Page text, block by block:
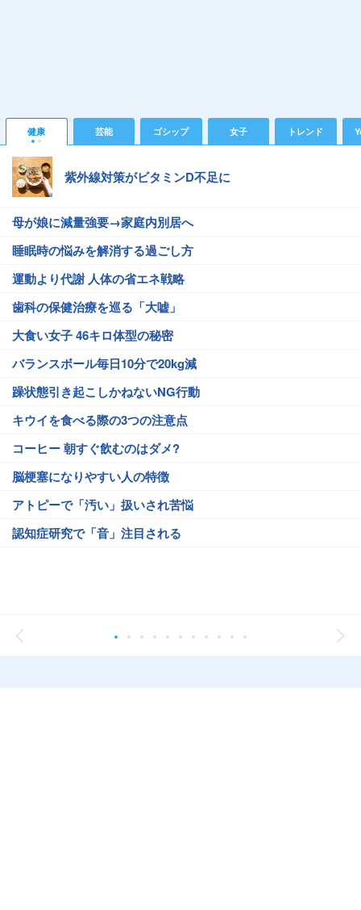
健康 芸能 ゴシップ 女子 トレンド
紫外線対策がビタミンD不足に
母が娘に減量強要→家庭内別居へ
睡眠時の悩みを解消する過ごし方
運動より代謝 人体の省エネ戦略
歯科の保健治療を巡る「大嘘」
大食い女子 46キロ体型の秘密
バランスボール毎日10分で20kg減
躁状態引き起こしかねないNG行動
キウイを食べる際の3つの注意点
コーヒー 朝すぐ飲むのはダメ?
脳梗塞になりやすい人の特徴
アトピーで「汚い」扱いされ苦悩
認知症研究で「音」注目される